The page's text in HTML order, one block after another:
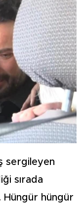
sergileyen
sırada
Hüngür hüngür